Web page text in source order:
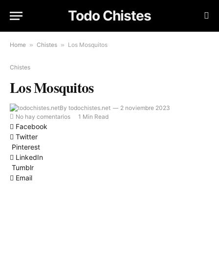
Todo Chistes
Home » Chistes » Los Mosquitos
Chistes
Los Mosquitos
By todochistes.net
2 noviembre 2023
No hay comentarios
1 Min Read
Facebook
Twitter
Pinterest
LinkedIn
Tumblr
Email